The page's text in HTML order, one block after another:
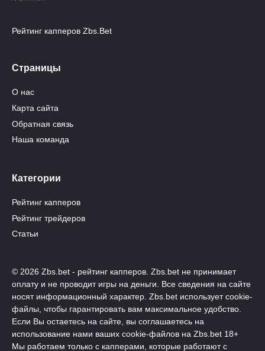
Рейтинг капперов Zbs.Bet
Страницы
О нас
Карта сайта
Обратная связь
Наша команда
Категории
Рейтинг капперов
Рейтинг трейдеров
Статьи
© 2026 Zbs.bet - рейтинг капперов. Zbs.bet не принимает
оплату и не проводит игры на деньги. Все сведения на сайте
носят информационный характер. Zbs.bet использует cookie-
файлы, чтобы гарантировать вам максимальное удобство.
Если Вы остаетесь на сайте, вы соглашаетесь на
использование нами ваших cookie-файлов на Zbs.bet 18+
Мы работаем только с капперами, которые работают с